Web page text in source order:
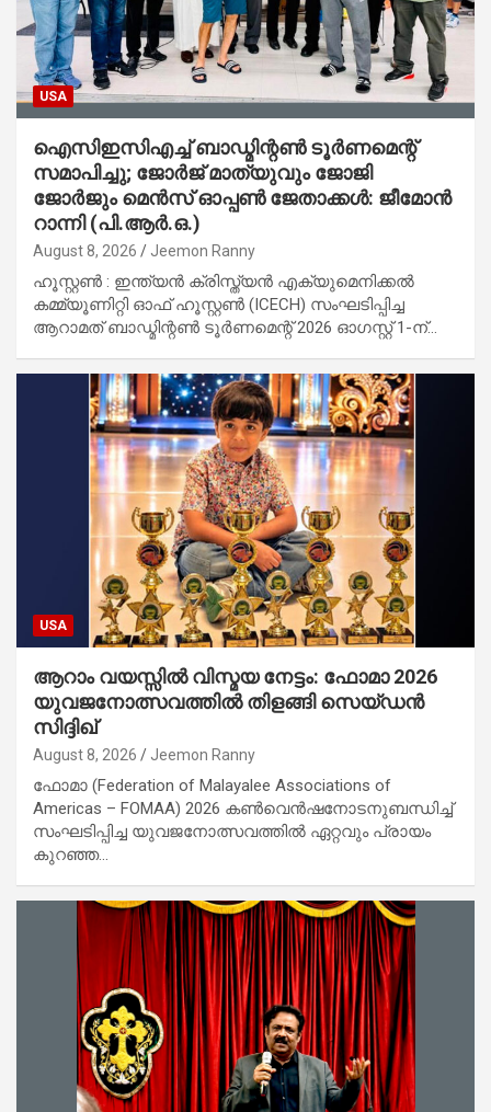
USA
ഐസിഇസിഎച്ച് ബാഡ്മിന്റൺ ടൂർണമെന്റ്
സമാപിച്ചു; ജോർജ് മാത്യുവും ജോജി
ജോർജും മെൻസ് ഓപ്പൺ ജേതാക്കൾ: ജീമോൻ
റാന്നി (പി.ആർ.ഒ.)
August 8, 2026 Jeemon Ranny
ഹൂസ്റ്റൺ : ഇന്ത്യൻ ക്രിസ്ത്യൻ എക്യുമെനിക്കൽ
കമ്മ്യൂണിറ്റി ഓഫ് ഹൂസ്റ്റൺ (ICECH) സംഘടിപ്പിച്ച
ആറാമത് ബാഡ്മിന്റൺ ടൂർണമെന്റ് 2026 ഓഗസ്റ്റ് 1-ന്…
USA
ആറാം വയസ്സിൽ വിസ്മയ നേട്ടം: ഫോമാ 2026
യുവജനോത്സവത്തിൽ തിളങ്ങി സെയ്ഡൻ
സിദ്ദിഖ്
August 8, 2026 Jeemon Ranny
ഫോമാ (Federation of Malayalee Associations of
Americas – FOMAA) 2026 കൺവെൻഷനോടനുബന്ധിച്ച്
സംഘടിപ്പിച്ച യുവജനോത്സവത്തിൽ ഏറ്റവും പ്രായം
കുറഞ്ഞ…